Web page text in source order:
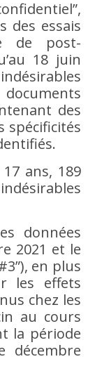
des essais
de post-
18 juin
des
spécificités
ans, 189
données
2021 et le
en plus
les effets
chez les
au cours
la période
décembre